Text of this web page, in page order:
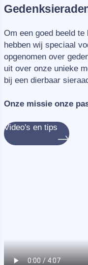
Om een goed beeld
hebben wij speciaal
opgenomen over
uit over onze unieke
bij een dierbaar
Onze missie onze
Video's en tips